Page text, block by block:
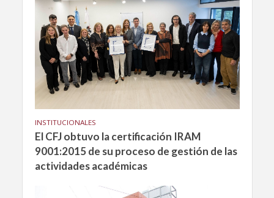
INSTITUCIONALES
El CFJ obtuvo la certificación IRAM
9001:2015 de su proceso de gestión de las
actividades académicas